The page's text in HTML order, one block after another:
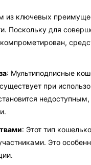
из ключевых
Поскольку для
: Мультиподписные
при
: Этот тип
Это